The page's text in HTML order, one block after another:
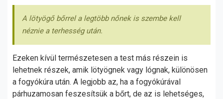
A lötyögő bőrrel a legtöbb nőnek is szembe kell
néznie a terhesség után.
Ezeken kívül természetesen a test más részein is
lehetnek részek, amik lötyögnek vagy lógnak, különösen
a fogyókúra után. A legjobb az, ha a fogyókúrával
párhuzamosan feszesítsük a bőrt, de az is lehetséges,